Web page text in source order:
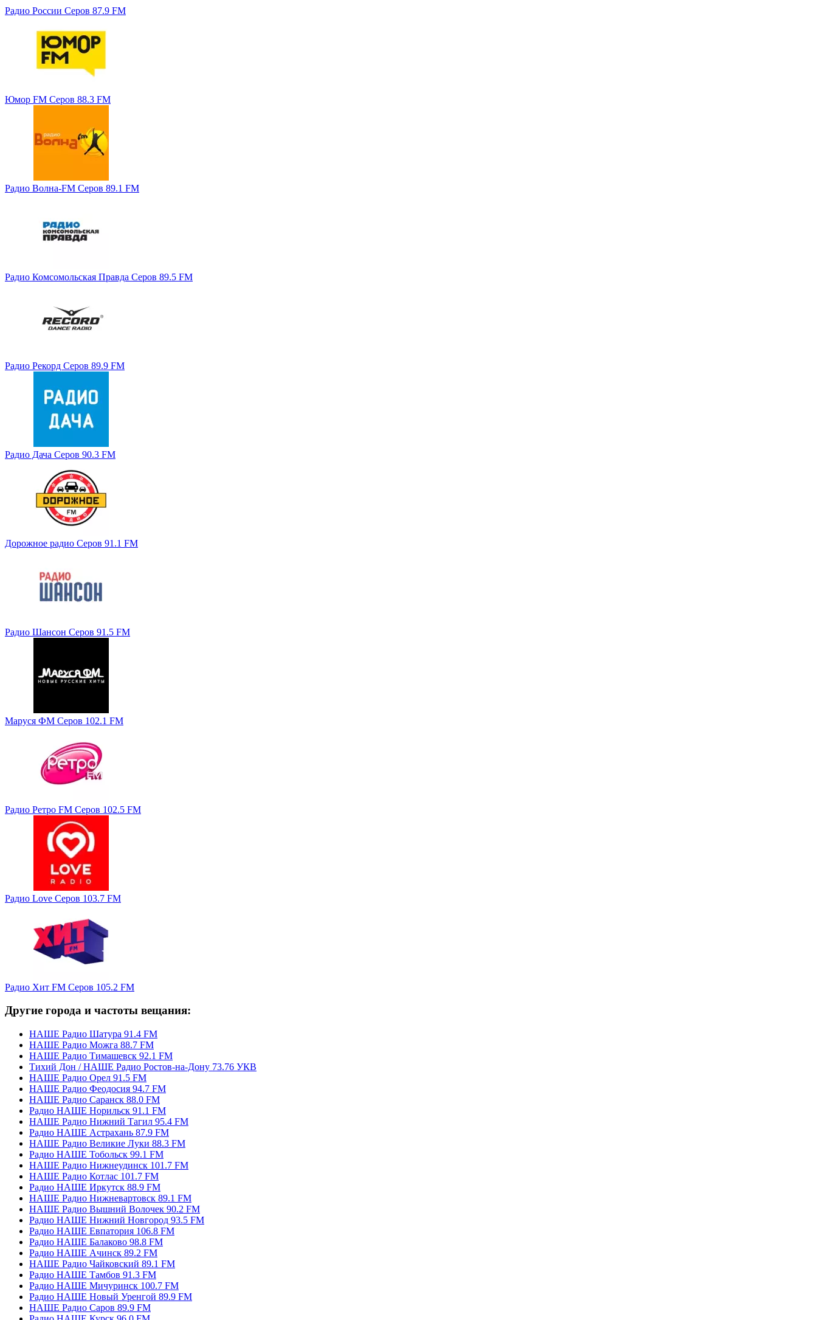
Радио России Серов 87.9 FM
Юмор FM Серов 88.3 FM
Радио Волна-FM Серов 89.1 FM
Радио Комсомольская Правда Серов 89.5 FM
Радио Рекорд Серов 89.9 FM
Радио Дача Серов 90.3 FM
Дорожное радио Серов 91.1 FM
Радио Шансон Серов 91.5 FM
Маруся ФМ Серов 102.1 FM
Радио Ретро FM Серов 102.5 FM
Радио Love Серов 103.7 FM
Радио Хит FM Серов 105.2 FM
Другие города и частоты вещания:
НАШЕ Радио Шатура 91.4 FM
НАШЕ Радио Можга 88.7 FM
НАШЕ Радио Тимашевск 92.1 FM
Тихий Дон / НАШЕ Радио Ростов-на-Дону 73.76 УКВ
НАШЕ Радио Орел 91.5 FM
НАШЕ Радио Феодосия 94.7 FM
НАШЕ Радио Саранск 88.0 FM
Радио НАШЕ Норильск 91.1 FM
НАШЕ Радио Нижний Тагил 95.4 FM
Радио НАШЕ Астрахань 87.9 FM
НАШЕ Радио Великие Луки 88.3 FM
Радио НАШЕ Тобольск 99.1 FM
НАШЕ Радио Нижнеудинск 101.7 FM
НАШЕ Радио Котлас 101.7 FM
Радио НАШЕ Иркутск 88.9 FM
НАШЕ Радио Нижневартовск 89.1 FM
НАШЕ Радио Вышний Волочек 90.2 FM
Радио НАШЕ Нижний Новгород 93.5 FM
Радио НАШЕ Евпатория 106.8 FM
Радио НАШЕ Балаково 98.8 FM
Радио НАШЕ Ачинск 89.2 FM
НАШЕ Радио Чайковский 89.1 FM
Радио НАШЕ Тамбов 91.3 FM
Радио НАШЕ Мичуринск 100.7 FM
Радио НАШЕ Новый Уренгой 89.9 FM
НАШЕ Радио Саров 89.9 FM